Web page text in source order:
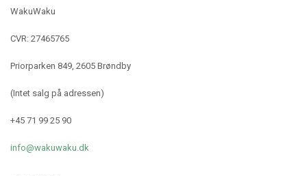
WakuWaku
CVR: 27465765
Priorparken 849, 2605 Brøndby
(Intet salg på adressen)
+45 71 99 25 90
info@wakuwaku.dk